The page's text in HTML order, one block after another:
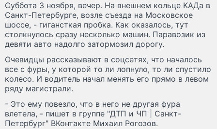
Суббота 3 ноября, вечер. На внешнем кольце КАДа в
Санкт-Петербурге, возле съезда на Московское
шоссе, - гигансткая пробка. Как оказалось, тут
столкнулось сразу несколько машин. Паравозик из
девяти авто надолго затормозил дорогу.
Очевидцы рассказывают в соцсетях, что началось
все с фуры, у которой то ли лопнуло, то ли спустило
колесо. И водитель начал менять его прямо в левом
ряду магистрали.
- Это ему повезло, что в него не другая фура
влетела, - пишет в группе "ДТП и ЧП | Санкт-
Петербург" ВКонтакте Михаил Рогозов.